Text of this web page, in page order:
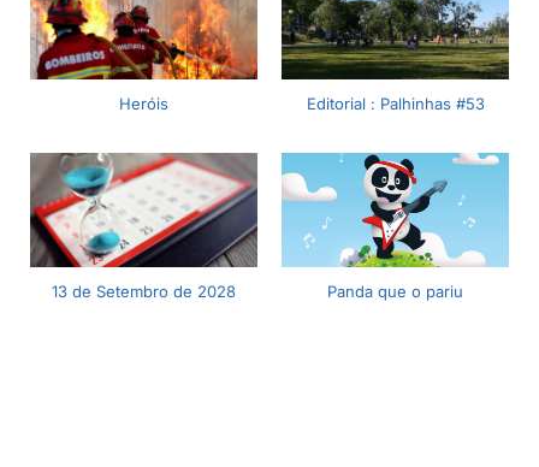
Heróis Editorial : Palhinhas #53
13 de Setembro de 2028 Panda que o pariu